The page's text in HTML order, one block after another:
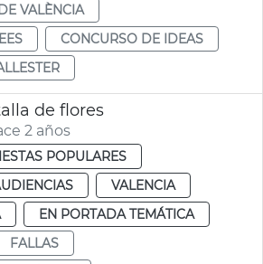
VALÈNCIA
CONCURSO DE IDEAS
de flores
2 años
POPULARES
VALENCIA
EN PORTADA TEMÁTICA
FALLAS